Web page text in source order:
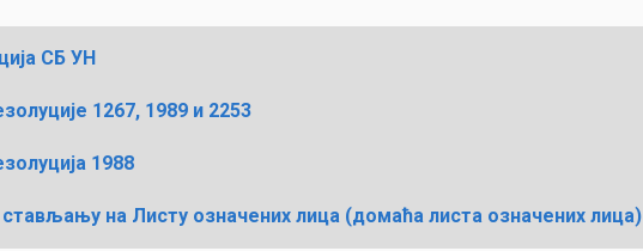
СБ УН
1267, 1989 и 2253
1988
на Листу означених лица (домаћа листа означених лица)